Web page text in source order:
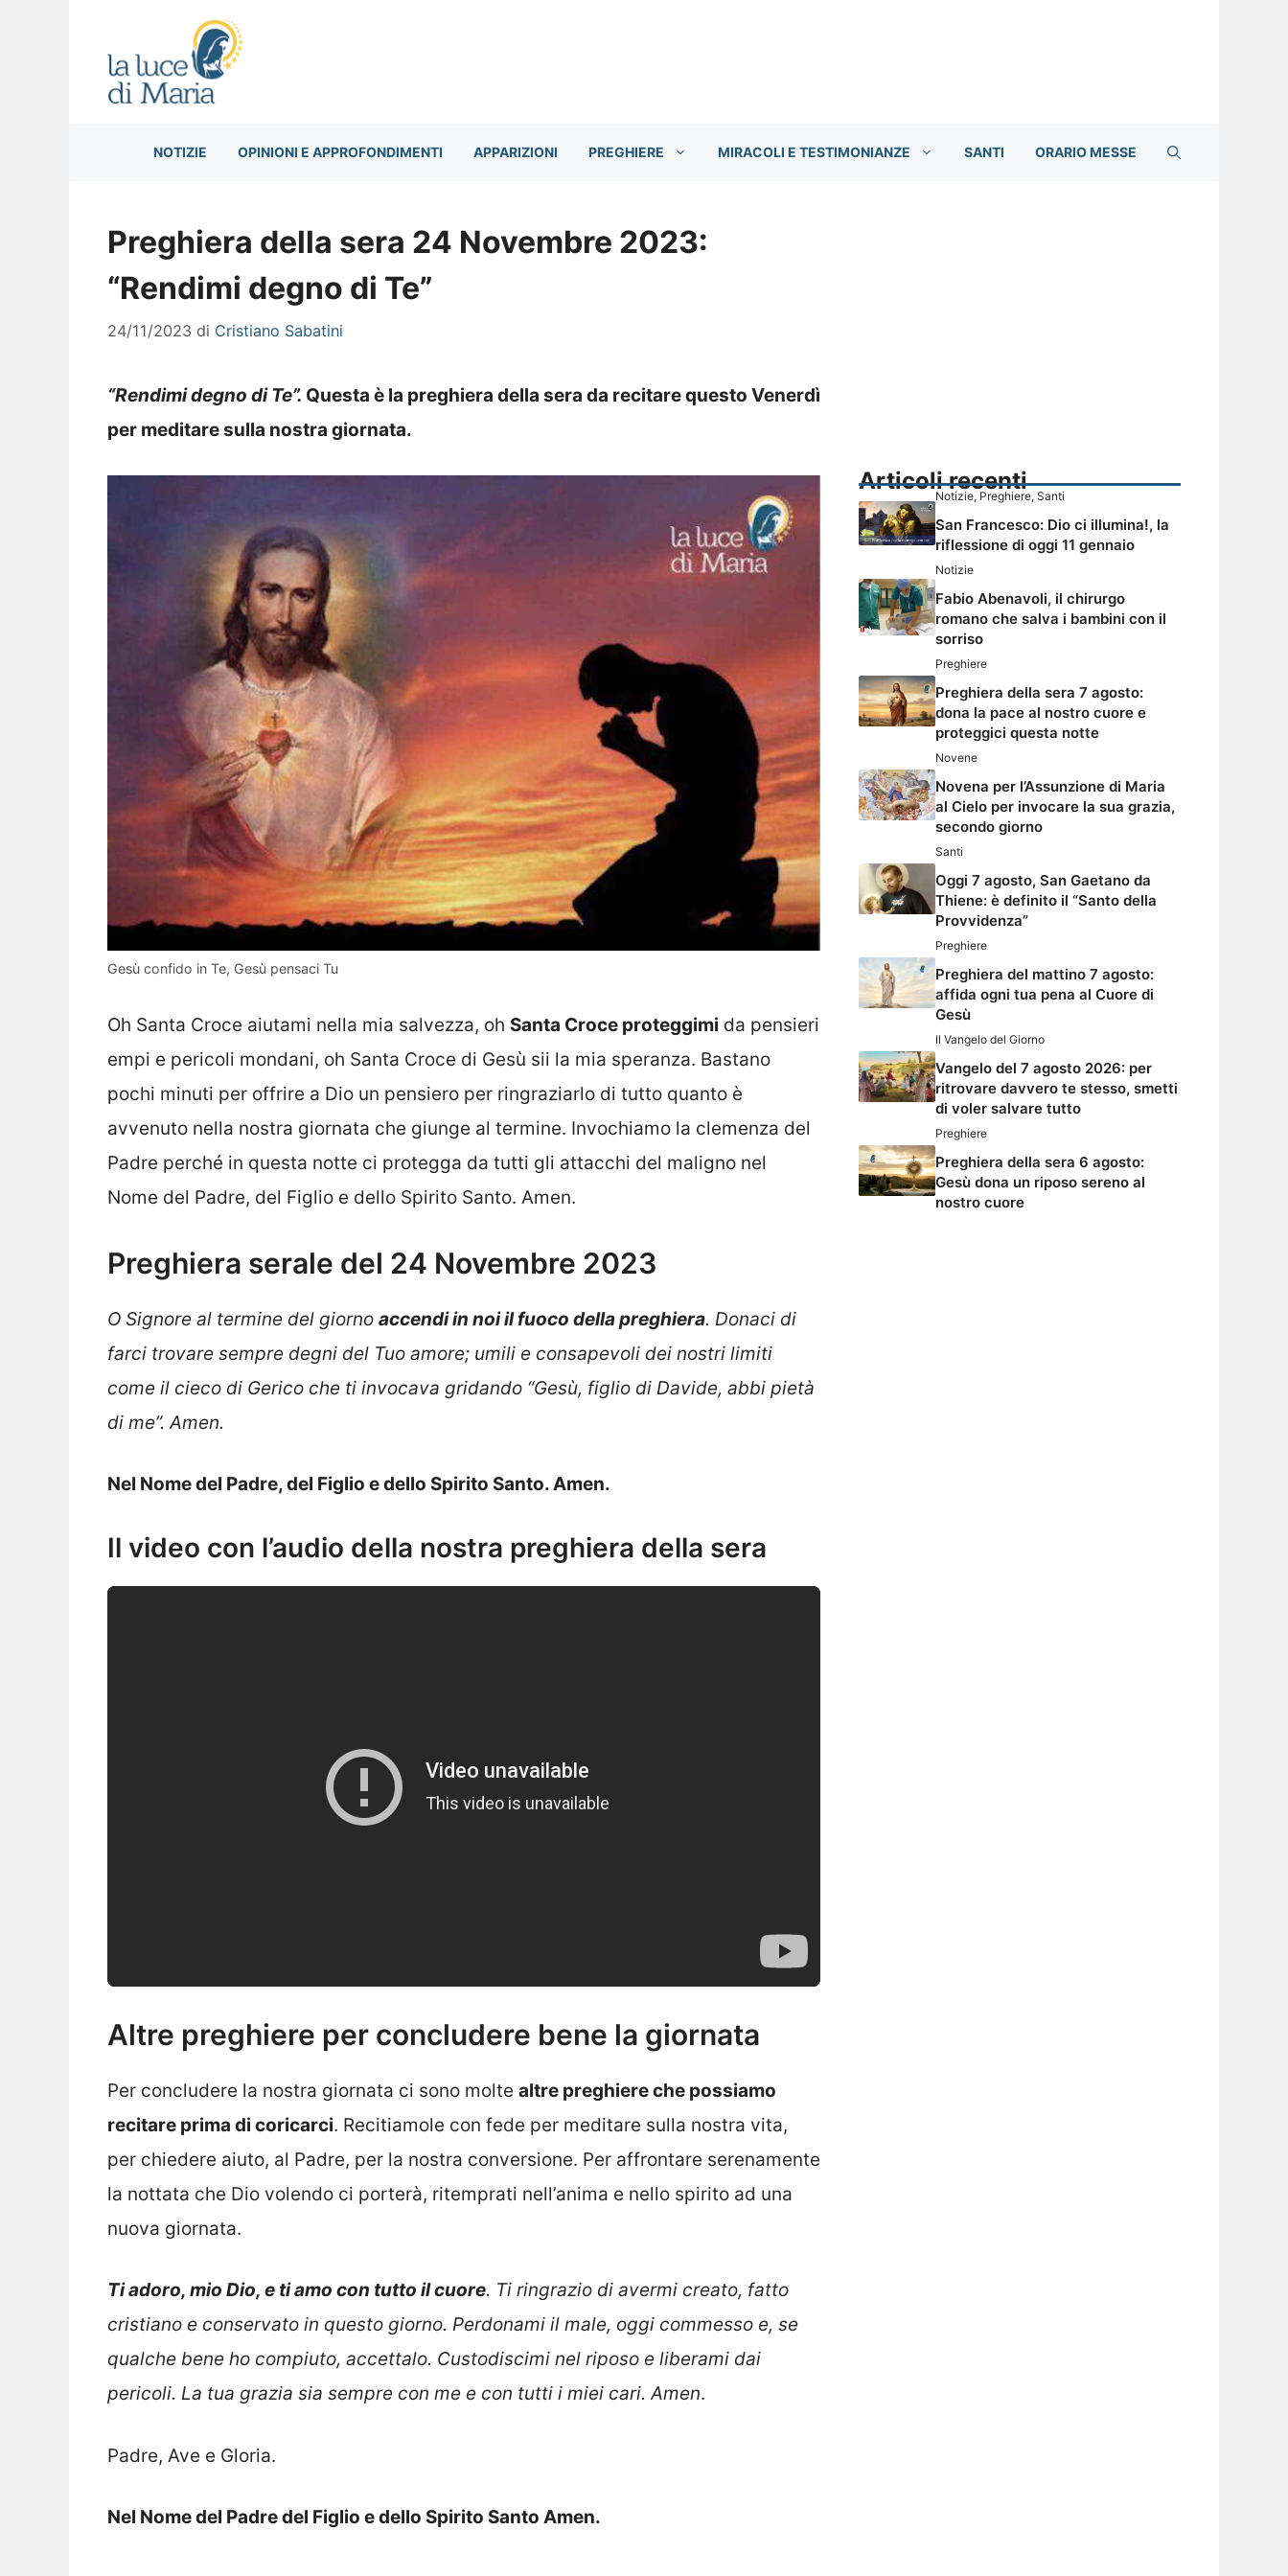
NOTIZIE OPINIONI E APPROFONDIMENTI APPARIZIONI PREGHIERE MIRACOLI E TESTIMONIANZE SANTI ORARIO MESSE
Preghiera della sera 24 Novembre 2023:
“Rendimi degno di Te”
24/11/2023 di Cristiano Sabatini
“Rendimi degno di Te”. Questa è la preghiera della sera da recitare questo Venerdì
per meditare sulla nostra giornata.
Gesù confido in Te, Gesù pensaci Tu
Oh Santa Croce aiutami nella mia salvezza, oh Santa Croce proteggimi da pensieri
empi e pericoli mondani, oh Santa Croce di Gesù sii la mia speranza. Bastano
pochi minuti per offrire a Dio un pensiero per ringraziarlo di tutto quanto è
avvenuto nella nostra giornata che giunge al termine. Invochiamo la clemenza del
Padre perché in questa notte ci protegga da tutti gli attacchi del maligno nel
Nome del Padre, del Figlio e dello Spirito Santo. Amen.
Preghiera serale del 24 Novembre 2023
O Signore al termine del giorno accendi in noi il fuoco della preghiera. Donaci di
farci trovare sempre degni del Tuo amore; umili e consapevoli dei nostri limiti
come il cieco di Gerico che ti invocava gridando “Gesù, figlio di Davide, abbi pietà
di me”. Amen.
Nel Nome del Padre, del Figlio e dello Spirito Santo. Amen.
Il video con l’audio della nostra preghiera della sera
Altre preghiere per concludere bene la giornata
Per concludere la nostra giornata ci sono molte altre preghiere che possiamo
recitare prima di coricarci. Recitiamole con fede per meditare sulla nostra vita,
per chiedere aiuto, al Padre, per la nostra conversione. Per affrontare serenamente
la nottata che Dio volendo ci porterà, ritemprati nell’anima e nello spirito ad una
nuova giornata.
Ti adoro, mio Dio, e ti amo con tutto il cuore. Ti ringrazio di avermi creato, fatto
cristiano e conservato in questo giorno. Perdonami il male, oggi commesso e, se
qualche bene ho compiuto, accettalo. Custodiscimi nel riposo e liberami dai
pericoli. La tua grazia sia sempre con me e con tutti i miei cari. Amen.
Padre, Ave e Gloria.
Nel Nome del Padre del Figlio e dello Spirito Santo Amen.
Articoli recenti
Notizie, Preghiere, Santi
San Francesco: Dio ci illumina!, la
riflessione di oggi 11 gennaio
Notizie
Fabio Abenavoli, il chirurgo
romano che salva i bambini con il
sorriso
Preghiere
Preghiera della sera 7 agosto:
dona la pace al nostro cuore e
proteggici questa notte
Novene
Novena per l’Assunzione di Maria
al Cielo per invocare la sua grazia,
secondo giorno
Santi
Oggi 7 agosto, San Gaetano da
Thiene: è definito il “Santo della
Provvidenza”
Preghiere
Preghiera del mattino 7 agosto:
affida ogni tua pena al Cuore di
Gesù
Il Vangelo del Giorno
Vangelo del 7 agosto 2026: per
ritrovare davvero te stesso, smetti
di voler salvare tutto
Preghiere
Preghiera della sera 6 agosto:
Gesù dona un riposo sereno al
nostro cuore